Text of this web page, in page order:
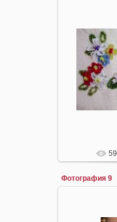
Фотография 9